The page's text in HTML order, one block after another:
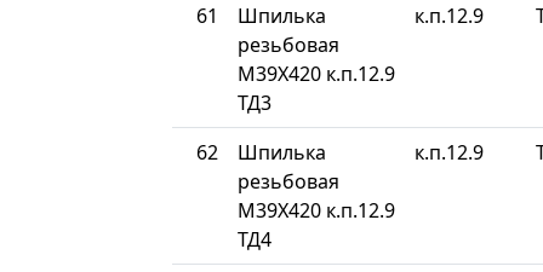
61
Шпилька
резьбовая
М39Х420 к.п.12.9
ТД3
к.п.12.9
62
Шпилька
резьбовая
М39Х420 к.п.12.9
ТД4
к.п.12.9